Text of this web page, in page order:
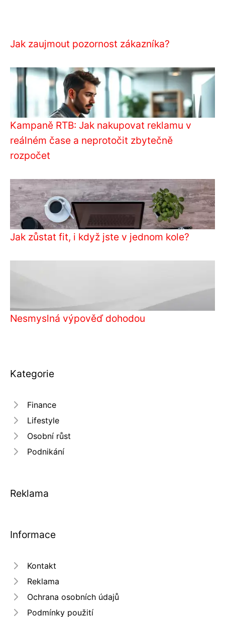
Jak zaujmout pozornost zákazníka?
Kampaně RTB: Jak nakupovat reklamu v
reálném čase a neprotočit zbytečně
rozpočet
Jak zůstat fit, i když jste v jednom kole?
Nesmyslná výpověď dohodou
Kategorie
Finance
Lifestyle
Osobní růst
Podnikání
Reklama
Informace
Kontakt
Reklama
Ochrana osobních údajů
Podmínky použití